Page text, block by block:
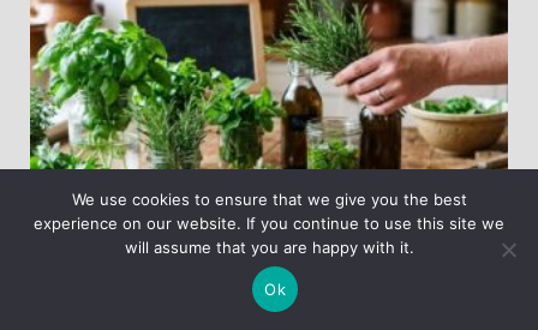
Pratique
Comment bien choisir et conserver les herbes
We use cookies to ensure that we give you the best
experience on our website. If you continue to use this site we
will assume that you are happy with it.
Ok